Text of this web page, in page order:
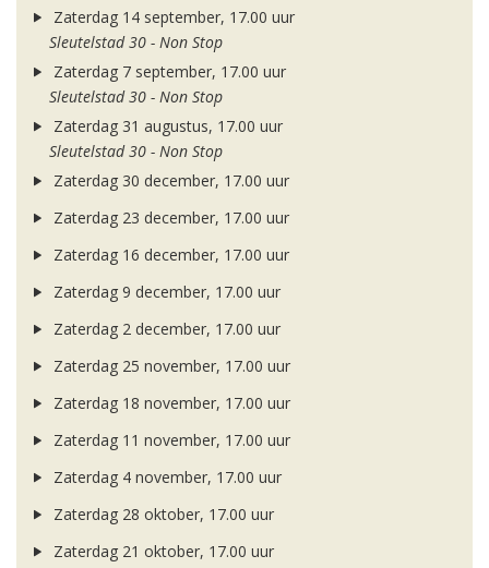
Zaterdag 14 september, 17.00 uur
Sleutelstad 30 - Non Stop
Zaterdag 7 september, 17.00 uur
Sleutelstad 30 - Non Stop
Zaterdag 31 augustus, 17.00 uur
Sleutelstad 30 - Non Stop
Zaterdag 30 december, 17.00 uur
Zaterdag 23 december, 17.00 uur
Zaterdag 16 december, 17.00 uur
Zaterdag 9 december, 17.00 uur
Zaterdag 2 december, 17.00 uur
Zaterdag 25 november, 17.00 uur
Zaterdag 18 november, 17.00 uur
Zaterdag 11 november, 17.00 uur
Zaterdag 4 november, 17.00 uur
Zaterdag 28 oktober, 17.00 uur
Zaterdag 21 oktober, 17.00 uur